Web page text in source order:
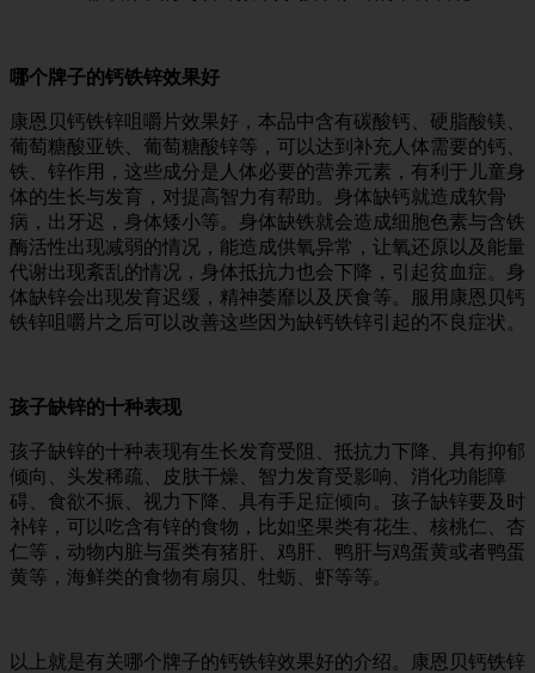
哪个牌子的钙铁锌效果好
康恩贝钙铁锌咀嚼片效果好，本品中含有碳酸钙、硬脂酸镁、
葡萄糖酸亚铁、葡萄糖酸锌等，可以达到补充人体需要的钙、
铁、锌作用，这些成分是人体必要的营养元素，有利于儿童身
体的生长与发育，对提高智力有帮助。身体缺钙就造成软骨
病，出牙迟，身体矮小等。身体缺铁就会造成细胞色素与含铁
酶活性出现减弱的情况，能造成供氧异常，让氧还原以及能量
代谢出现紊乱的情况，身体抵抗力也会下降，引起贫血症。身
体缺锌会出现发育迟缓，精神萎靡以及厌食等。服用康恩贝钙
铁锌咀嚼片之后可以改善这些因为缺钙铁锌引起的不良症状。
孩子缺锌的十种表现
孩子缺锌的十种表现有生长发育受阻、抵抗力下降、具有抑郁
倾向、头发稀疏、皮肤干燥、智力发育受影响、消化功能障
碍、食欲不振、视力下降、具有手足症倾向。孩子缺锌要及时
补锌，可以吃含有锌的食物，比如坚果类有花生、核桃仁、杏
仁等，动物内脏与蛋类有猪肝、鸡肝、鸭肝与鸡蛋黄或者鸭蛋
黄等，海鲜类的食物有扇贝、牡蛎、虾等等。
以上就是有关哪个牌子的钙铁锌效果好的介绍。康恩贝钙铁锌